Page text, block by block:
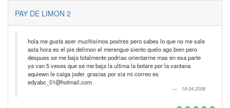
PAY DE LIMON 2
hola me gusta aser muchisimos postres pero sabes lo que no me sale
asta hora es el pie delimon el merengue siento quelo ago bien pero
despues se me baja totalmente podrias orientarme mas en esa parte
ya van 5 veses que se me baja la ultima la botare por la vantana
aquiewn le caiga joder. grasias por sia mi correo es
edyabc_01@hotmail.com
18-04-2008